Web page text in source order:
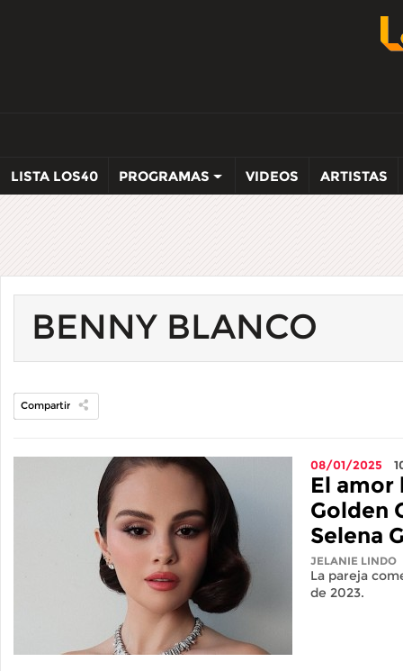
LISTA LOS40 PROGRAMAS VIDEOS ARTISTAS
BENNY BLANCO
Compartir
08/01/2025
El amor
Golden
Selena
JELANIE LINDO
La pareja
de 2023.